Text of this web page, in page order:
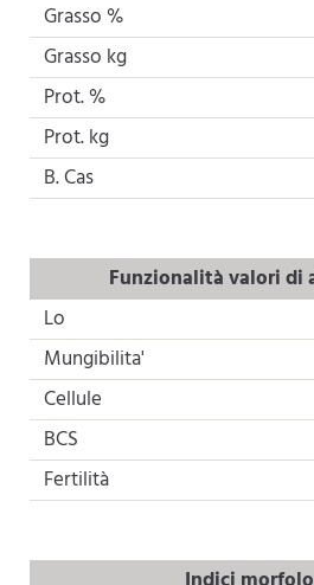
Grasso %
Grasso kg
Prot. %
Prot. kg
B. Cas
Funzionalità valori di
Lo
Mungibilita'
Cellule
BCS
Fertilità